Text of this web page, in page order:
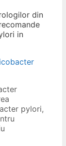
din
in
pylori,